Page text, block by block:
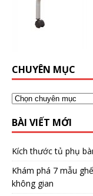
CHUYÊN MỤC
BÀI VIẾT MỚI
Kích thước tủ phụ
Khám phá 7 mẫu
không gian